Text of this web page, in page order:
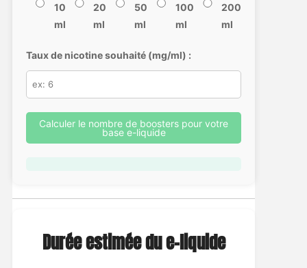
10
ml
20
ml
50
ml
100
ml
200
ml
Taux de nicotine souhaité (mg/ml) :
Calculer le nombre de boosters pour votre
base e-liquide
Durée estimée du e-liquide